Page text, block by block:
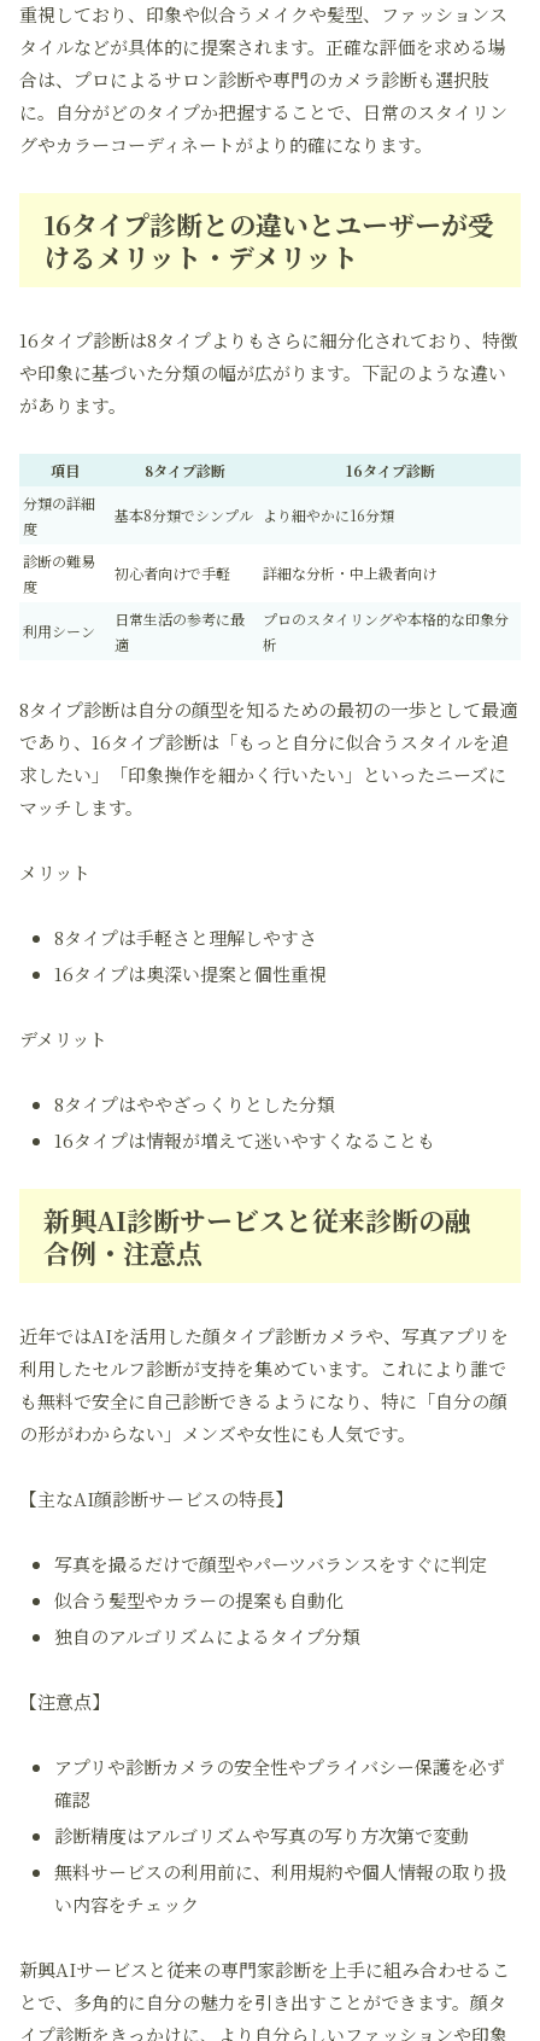
重視しており、印象や似合うメイクや髪型、ファッションス
タイルなどが具体的に提案されます。正確な評価を求める場
合は、プロによるサロン診断や専門のカメラ診断も選択肢
に。自分がどのタイプか把握することで、日常のスタイリン
グやカラーコーディネートがより的確になります。
16タイプ診断との違いとユーザーが受
けるメリット・デメリット
16タイプ診断は8タイプよりもさらに細分化されており、特徴
や印象に基づいた分類の幅が広がります。下記のような違い
があります。
項目 8タイプ診断
16タイプ診断
分類の詳細
度
基本8分類でシンプル より細やかに16分類
診断の難易
度
初心者向けで手軽 詳細な分析・中上級者向け
利用シーン
日常生活の参考に最
適
プロのスタイリングや本格的な印象分
析
8タイプ診断は自分の顔型を知るための最初の一歩として最適
であり、16タイプ診断は「もっと自分に似合うスタイルを追
求したい」「印象操作を細かく行いたい」といったニーズに
マッチします。
メリット
8タイプは手軽さと理解しやすさ
16タイプは奥深い提案と個性重視
デメリット
8タイプはややざっくりとした分類
16タイプは情報が増えて迷いやすくなることも
新興AI診断サービスと従来診断の融
合例・注意点
近年ではAIを活用した顔タイプ診断カメラや、写真アプリを
利用したセルフ診断が支持を集めています。これにより誰で
も無料で安全に自己診断できるようになり、特に「自分の顔
の形がわからない」メンズや女性にも人気です。
【主なAI顔診断サービスの特長】
写真を撮るだけで顔型やパーツバランスをすぐに判定
似合う髪型やカラーの提案も自動化
独自のアルゴリズムによるタイプ分類
【注意点】
アプリや診断カメラの安全性やプライバシー保護を必ず
確認
診断精度はアルゴリズムや写真の写り方次第で変動
無料サービスの利用前に、利用規約や個人情報の取り扱
い内容をチェック
新興AIサービスと従来の専門家診断を上手に組み合わせるこ
とで、多角的に自分の魅力を引き出すことができます。顔タ
イプ診断をきっかけに、より自分らしいファッションや印象